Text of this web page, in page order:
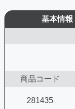
基本情報
商品コード
281435